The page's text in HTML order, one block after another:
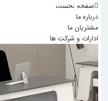
صفحه نخست
درباره ما
مشتریان ما
ادارات و شرکت ها